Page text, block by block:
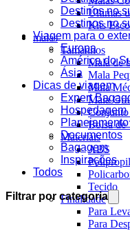
Últimas
Kits
malas
Tamanhos
Mala de
Mala
Mala
Mala
Bolsa de
Materiais
ABS
Tecido
Finalidade
Para
Para
Destinos no
Destinos no
Viagem para o
Europa
América do
Ásia
Dicas de viagem
Expert
Hospedagem
Documentos
Bagagem
Inspirações
Todos
Filtrar por categoria